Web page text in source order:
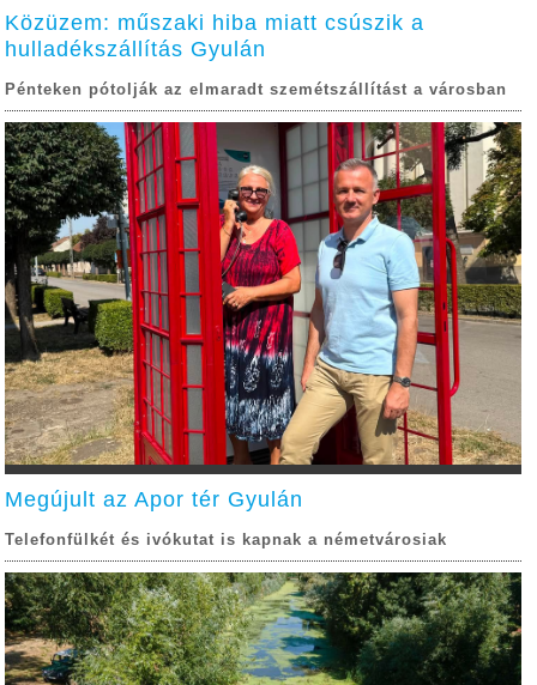
Közüzem: műszaki hiba miatt csúszik a
hulladékszállítás Gyulán
Pénteken pótolják az elmaradt szemétszállítást a városban
Megújult az Apor tér Gyulán
Telefonfülkét és ivókutat is kapnak a németvárosiak